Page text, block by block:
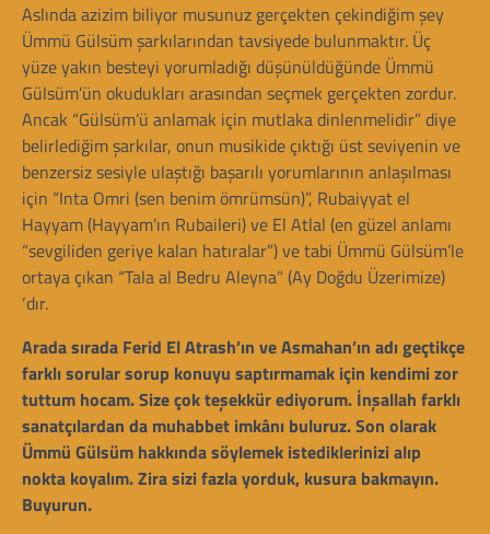
Aslında azizim biliyor musunuz gerçekten çekindiğim şey
Ümmü Gülsüm şarkılarından tavsiyede bulunmaktır. Üç
yüze yakın besteyi yorumladığı düşünüldüğünde Ümmü
Gülsüm’ün okudukları arasından seçmek gerçekten zordur.
Ancak “Gülsüm’ü anlamak için mutlaka dinlenmelidir” diye
belirlediğim şarkılar, onun musikide çıktığı üst seviyenin ve
benzersiz sesiyle ulaştığı başarılı yorumlarının anlaşılması
için “Inta Omri (sen benim ömrümsün)”, Rubaiyyat el
Hayyam (Hayyam’ın Rubaileri) ve El Atlal (en güzel anlamı
“sevgiliden geriye kalan hatıralar”) ve tabi Ümmü Gülsüm’le
ortaya çıkan “Tala al Bedru Aleyna” (Ay Doğdu Üzerimize)
‘dır.
Arada sırada Ferid El Atrash’ın ve Asmahan’ın adı geçtikçe
farklı sorular sorup konuyu saptırmamak için kendimi zor
tuttum hocam. Size çok teşekkür ediyorum. İnşallah farklı
sanatçılardan da muhabbet imkânı buluruz. Son olarak
Ümmü Gülsüm hakkında söylemek istediklerinizi alıp
nokta koyalım. Zira sizi fazla yorduk, kusura bakmayın.
Buyurun.